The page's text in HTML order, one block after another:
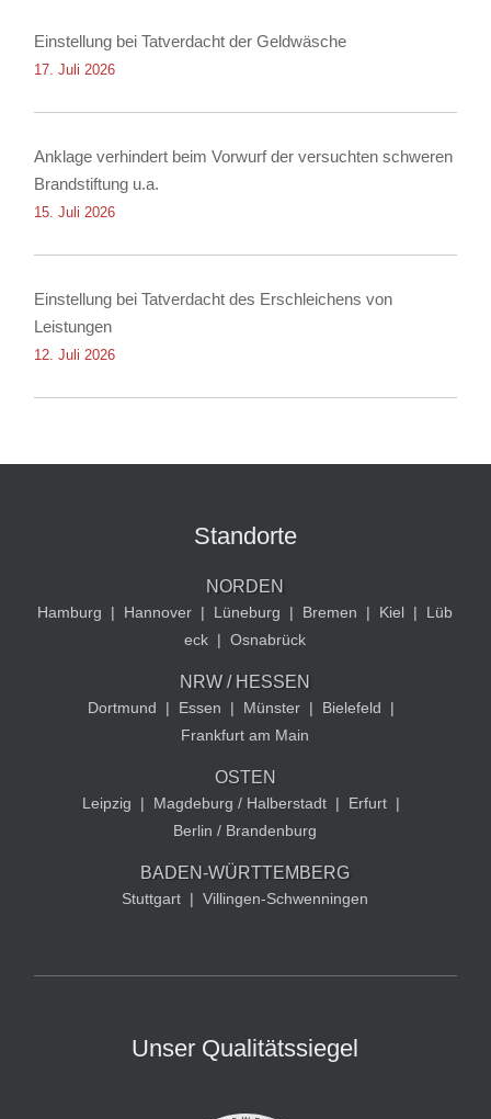
Einstellung bei Tatverdacht der Geldwäsche
17. Juli 2026
Anklage verhindert beim Vorwurf der versuchten schweren
Brandstiftung u.a.
15. Juli 2026
Einstellung bei Tatverdacht des Erschleichens von
Leistungen
12. Juli 2026
Standorte
NORDEN
Hamburg | Hannover | Lüneburg | Bremen | Kiel |
Lüb
eck | Osnabrück
NRW / HESSEN
Dortmund | Essen | Münster | Bielefeld
|
Frankfurt am Main
OSTEN
Leipzig | Magdeburg / Halberstadt | Erfurt |
Berlin / Brandenburg
BADEN-WÜRTTEMBERG
Stuttgart | Villingen-Schwenningen
Unser Qualitätssiegel